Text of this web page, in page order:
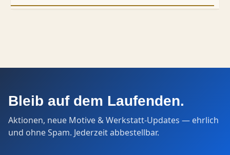
Bleib auf dem Laufenden.
Aktionen, neue Motive & Werkstatt-Updates — ehrlich
und ohne Spam. Jederzeit abbestellbar.